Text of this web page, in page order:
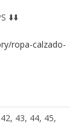
⬇️⬇️
ropa-calzado-
43, 44, 45,